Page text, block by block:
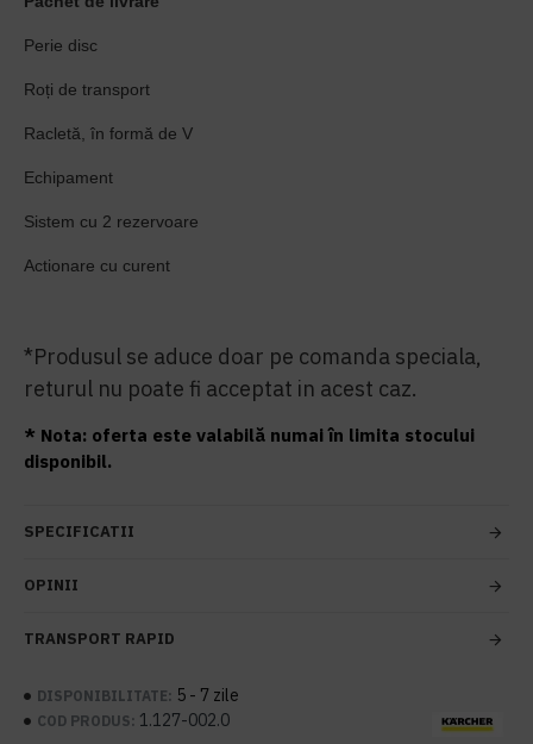
Perie disc
Roți de transport
Racletă, în formă de V
Echipament
Sistem cu 2 rezervoare
Actionare cu curent
*Produsul se aduce doar pe comanda speciala,
returul nu poate fi acceptat in acest caz.
* Nota: oferta este valabilă numai în limita stocului
disponibil.
SPECIFICATII
OPINII
TRANSPORT RAPID
DISPONIBILITATE: 5 - 7 zile
COD PRODUS: 1.127-002.0